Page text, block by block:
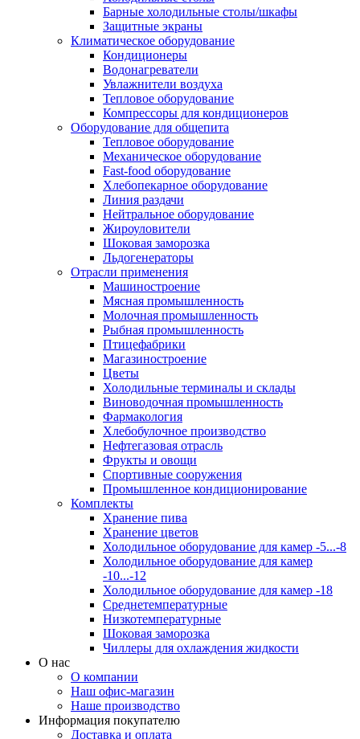
Барные холодильные столы/шкафы
Защитные экраны
Климатическое оборудование
Кондиционеры
Водонагреватели
Увлажнители воздуха
Тепловое оборудование
Компрессоры для кондиционеров
Оборудование для общепита
Тепловое оборудование
Механическое оборудование
Fast-food оборудование
Хлебопекарное оборудование
Линия раздачи
Нейтральное оборудование
Жироуловители
Шоковая заморозка
Льдогенераторы
Отрасли применения
Машиностроение
Мясная промышленность
Молочная промышленность
Рыбная промышленность
Птицефабрики
Магазиностроение
Цветы
Холодильные терминалы и склады
Виноводочная промышленность
Фармакология
Хлебобулочное производство
Нефтегазовая отрасль
Фрукты и овощи
Спортивные сооружения
Промышленное кондиционирование
Комплекты
Хранение пива
Хранение цветов
Холодильное оборудование для камер -5...-8
Холодильное оборудование для камер
-10...-12
Холодильное оборудование для камер -18
Среднетемпературные
Низкотемпературные
Шоковая заморозка
Чиллеры для охлаждения жидкости
О нас
О компании
Наш офис-магазин
Наше производство
Информация покупателю
Доставка и оплата